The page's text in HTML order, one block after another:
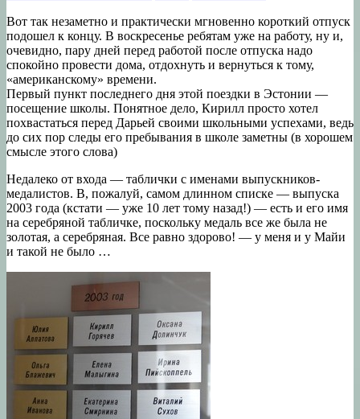
Вот так незаметно и практически мгновенно короткий отпуск
подошел к концу. В воскресенье ребятам уже на работу, ну и,
очевидно, пару дней перед работой после отпуска надо
спокойно провести дома, отдохнуть и вернуться к тому,
«американскому» времени.
Первый пункт последнего дня этой поездки в Эстонии —
посещение школы. Понятное дело, Кирилл просто хотел
похвастаться перед Дарьей своими школьными успехами, ведь
до сих пор следы его пребывания в школе заметны (в хорошем
смысле этого слова)
Недалеко от входа — таблички с именами выпускников-
медалистов. В, пожалуй, самом длинном списке — выпуска
2003 года (кстати — уже 10 лет тому назад!) — есть и его имя
на серебряной табличке, поскольку медаль все же была не
золотая, а серебряная. Все равно здорово! — у меня и у Майи
и такой не было …